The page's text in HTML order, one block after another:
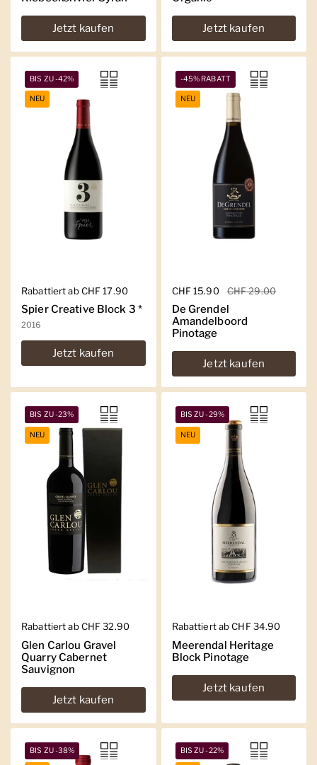
Jetzt kaufen Jetzt kaufen
Regulärer Preis
Rabattiert ab CHF 17.90
Spier Creative Block 3 *
2016
Jetzt kaufen
BIS ZU -42%
NEU
Regulärer Preis
CHF 15.90 Sale-Preis
CHF 29.00
De Grendel
Amandelboord
Pinotage
Jetzt kaufen
-45% RABATT
NEU
Regulärer Preis
Rabattiert ab CHF 32.90
Glen Carlou Gravel
Quarry Cabernet
Sauvignon
Jetzt kaufen
BIS ZU -23%
NEU
Regulärer Preis
Rabattiert ab CHF 34.90
Meerendal Heritage
Block Pinotage
Jetzt kaufen
BIS ZU -29%
NEU
BIS ZU -38% BIS ZU -22%